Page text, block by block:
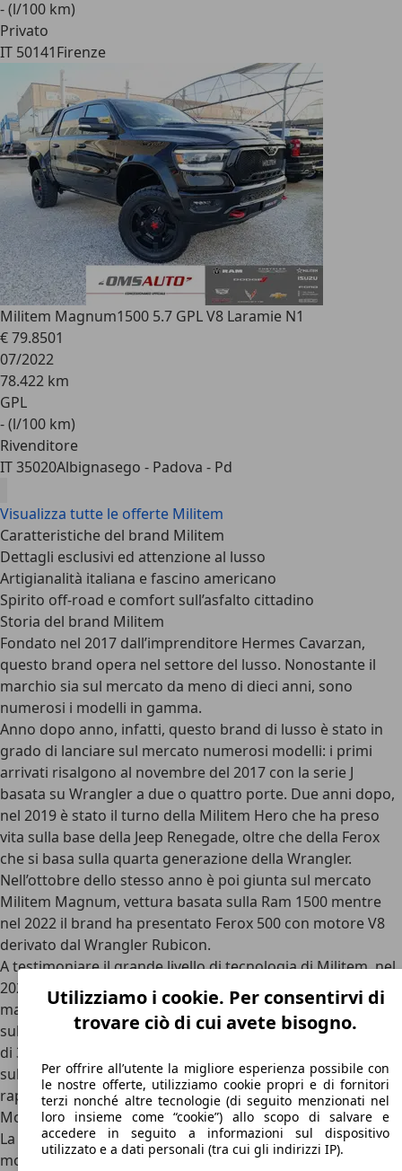
- (l/100 km)
Privato
IT 50141Firenze
Militem Magnum1500 5.7 GPL V8 Laramie N1
€ 79.8501
07/2022
78.422 km
GPL
- (l/100 km)
Rivenditore
IT 35020Albignasego - Padova - Pd
Visualizza tutte le offerte Militem
Caratteristiche del brand Militem
Dettagli esclusivi ed attenzione al lusso
Artigianalità italiana e fascino americano
Spirito off-road e comfort sull’asfalto cittadino
Storia del brand Militem
Fondato nel 2017 dall’imprenditore Hermes Cavarzan,
questo brand opera nel settore del lusso. Nonostante il
marchio sia sul mercato da meno di dieci anni, sono
numerosi i modelli in gamma.
Anno dopo anno, infatti, questo brand di lusso è stato in
grado di lanciare sul mercato numerosi modelli: i primi
arrivati risalgono al novembre del 2017 con la serie J
basata su Wrangler a due o quattro porte. Due anni dopo,
nel 2019 è stato il turno della Militem Hero che ha preso
vita sulla base della Jeep Renegade, oltre che della Ferox
che si basa sulla quarta generazione della Wrangler.
Nell’ottobre dello stesso anno è poi giunta sul mercato
Militem Magnum, vettura basata sulla Ram 1500 mentre
nel 2022 il brand ha presentato Ferox 500 con motore V8
derivato dal Wrangler Rubicon.
A testimoniare il grande livello di tecnologia di Militem, nel
2023 il costruttore ha presentato la prima
vettura PHEV del
marchio denominata Ferox-E. Questo modello è basato
sulla Jeep Wrangler 4xe ed offre una potenza complessiva
di 380 cavalli. L’ultimo modello lanciato dalla casa è arrivato
sul mercato nel 2024 con la Magnum 700, auto che
rappresenta la versione potenziata della Ram 1500 TRX.
Modelli di Militem
La gamma di Militem si presenta varia e articolata. Tutti i
modelli sono accomunati da una grandeattenzione per il
Utilizziamo i cookie. Per consentirvi di
trovare ciò di cui avete bisogno.
Per offrire all’utente la migliore esperienza possibile con
le nostre offerte, utilizziamo cookie propri e di fornitori
terzi nonché altre tecnologie (di seguito menzionati nel
loro insieme come “cookie”) allo scopo di salvare e
accedere in seguito a informazioni sul dispositivo
utilizzato e a dati personali (tra cui gli indirizzi IP).